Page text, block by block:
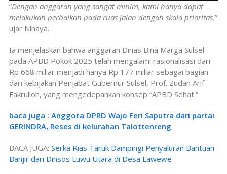
“Dengan anggaran yang sangat minim, kami hanya dapat
melakukan perbaikan pada ruas jalan dengan skala prioritas,”
ujar Nihaya.
Ia menjelaskan bahwa anggaran Dinas Bina Marga Sulsel
pada APBD Pokok 2025 telah mengalami rasionalisasi dari
Rp 668 miliar menjadi hanya Rp 177 miliar sebagai bagian
dari kebijakan Penjabat Gubernur Sulsel, Prof. Zudan Arif
Fakrulloh, yang mengedepankan konsep “APBD Sehat.”
baca juga : Anggota DPRD Wajo Feri Saputra dari partai
GERINDRA, Reses di kelurahan Talottenreng
BACA JUGA: Serka Rias Taruk Dampingi Penyaluran Bantuan
Banjir dari Dinsos Luwu Utara di Desa Lawewe